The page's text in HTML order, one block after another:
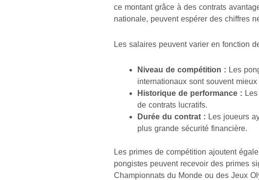
ce montant grâce à des contrats
nationale, peuvent espérer des chiffres
Les salaires peuvent varier en fonction
Niveau de compétition : Les
internationaux sont souvent mieux
Historique de performance :
de contrats lucratifs.
Durée du contrat : Les joueurs
plus grande sécurité financière.
Les primes de compétition ajoutent
pongistes peuvent recevoir des primes
Championnats du Monde ou des Jeux